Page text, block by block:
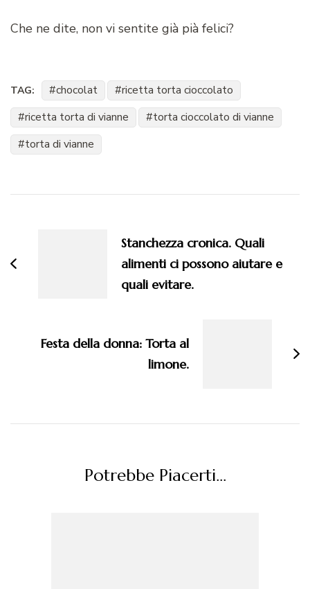
Che ne dite, non vi sentite già pià felici?
TAG: chocolat
ricetta torta cioccolato
ricetta torta di vianne
torta cioccolato di vianne
torta di vianne
Stanchezza cronica. Quali
alimenti ci possono aiutare e
quali evitare.
Festa della donna: Torta al
limone.
Potrebbe Piacerti...